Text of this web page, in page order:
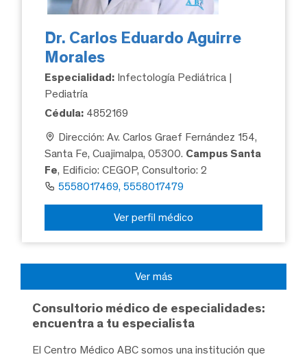
Dr. Carlos Eduardo Aguirre
Morales
Especialidad: Infectología Pediátrica |
Pediatría
Cédula: 4852169
Dirección: Av. Carlos Graef Fernández 154,
Santa Fe, Cuajimalpa, 05300. Campus Santa
Fe, Edificio: CEGOP, Consultorio: 2
5558017469, 5558017479
Ver perfil médico
Ver más
Consultorio médico de especialidades:
encuentra a tu especialista
El Centro Médico ABC somos una institución que